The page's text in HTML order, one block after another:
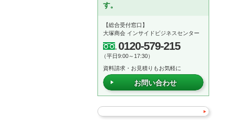
す。
【総合受付窓口】
大塚商会 インサイドビジネスセンター
0120-579-215
（平日9:00～17:30）
資料請求・お見積りもお気軽に
お問い合わせ